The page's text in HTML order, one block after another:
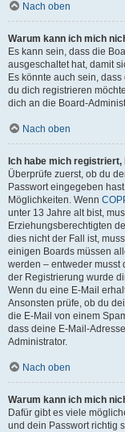
Nach oben
Warum kann ich mich
Es kann sein, dass die
ausgeschaltet hat, damit
Es könnte auch sein,
du dich registrieren
dich an die Board-
Nach oben
Ich habe mich
Überprüfe zuerst, ob du
Passwort eingegeben
Möglichkeiten. Wenn
unter 13 Jahre alt bist,
Erziehungsberechtigten
dies nicht der Fall ist,
einigen Boards müssen
werden – entweder musst
der Registrierung wurde
Wenn du eine E-Mail
Ansonsten prüfe, ob du
die E-Mail von einem
dass deine E-Mail-
Administrator.
Nach oben
Warum kann ich mich
Dafür gibt es viele
und dein Passwort richtig